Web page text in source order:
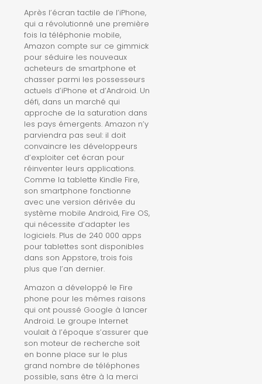
Après l’écran tactile de l’iPhone,
qui a révolutionné une première
fois la téléphonie mobile,
Amazon compte sur ce gimmick
pour séduire les nouveaux
acheteurs de smartphone et
chasser parmi les possesseurs
actuels d’iPhone et d’Android. Un
défi, dans un marché qui
approche de la saturation dans
les pays émergents. Amazon n’y
parviendra pas seul: il doit
convaincre les développeurs
d’exploiter cet écran pour
réinventer leurs applications.
Comme la tablette Kindle Fire,
son smartphone fonctionne
avec une version dérivée du
système mobile Android, Fire OS,
qui nécessite d’adapter les
logiciels. Plus de 240 000 apps
pour tablettes sont disponibles
dans son Appstore, trois fois
plus que l’an dernier.
Amazon a développé le Fire
phone pour les mêmes raisons
qui ont poussé Google à lancer
Android. Le groupe Internet
voulait à l’époque s’assurer que
son moteur de recherche soit
en bonne place sur le plus
grand nombre de téléphones
possible, sans être à la merci